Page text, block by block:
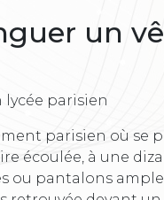
un
lycée parisien
parisien où se
écoulée, à une
ou pantalons